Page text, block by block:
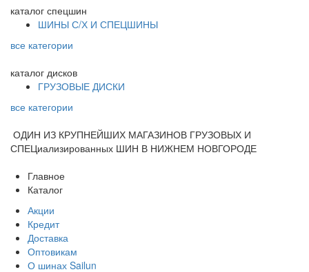
каталог спецшин
ШИНЫ С/Х И СПЕЦШИНЫ
все категории
каталог дисков
ГРУЗОВЫЕ ДИСКИ
все категории
ОДИН ИЗ КРУПНЕЙШИХ МАГАЗИНОВ ГРУЗОВЫХ И
СПЕЦиализированных ШИН В НИЖНЕМ НОВГОРОДЕ
Главное
Каталог
Акции
Кредит
Доставка
Оптовикам
О шинах Sailun